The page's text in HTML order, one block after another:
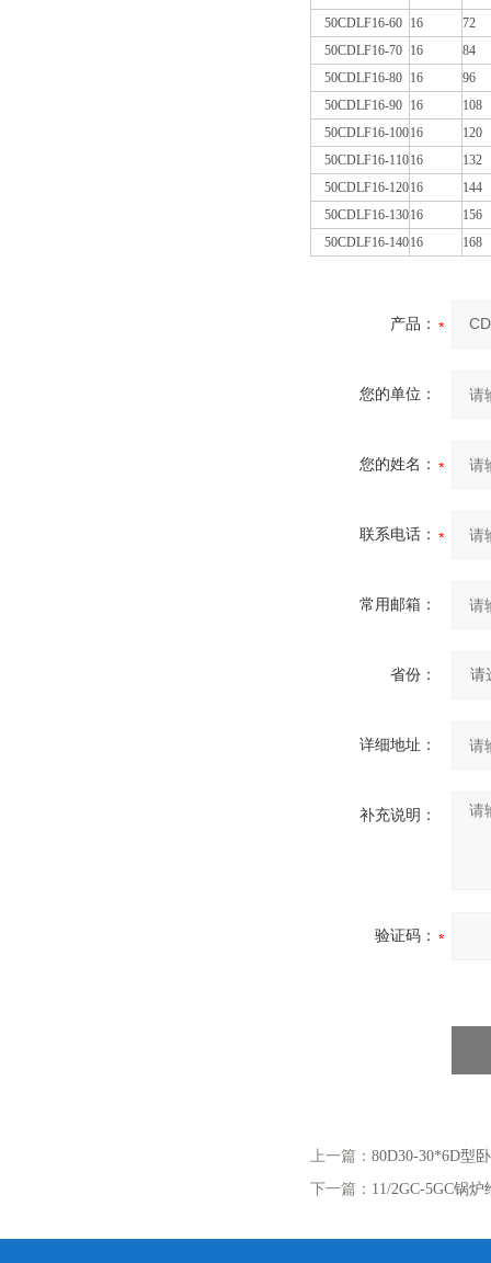
50CDLF16-60 16
72
50CDLF16-70 16
84
50CDLF16-80 16
96
50CDLF16-90 16
108
50CDLF16-10016
120
50CDLF16-11016
132
50CDLF16-12016
144
50CDLF16-13016
156
50CDLF16-14016 168
产品：
您的单位：
您的姓名：
联系电话：
常用邮箱：
省份：
详细地址：
补充说明：
验证码：
上一篇： 80D30-30*6D型
下一篇： 11/2GC-5GC锅